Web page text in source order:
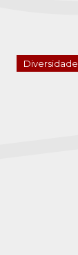
Diversidade